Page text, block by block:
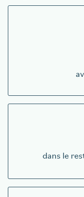
dans le